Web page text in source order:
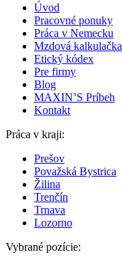
Úvod
Pracovné ponuky
Práca v Nemecku
Mzdová kalkulačka
Etický kódex
Pre firmy
Blog
MAXIN’S Príbeh
Kontakt
Práca v kraji:
Prešov
Považská Bystrica
Žilina
Trenčín
Trnava
Lozorno
Vybrané pozície: